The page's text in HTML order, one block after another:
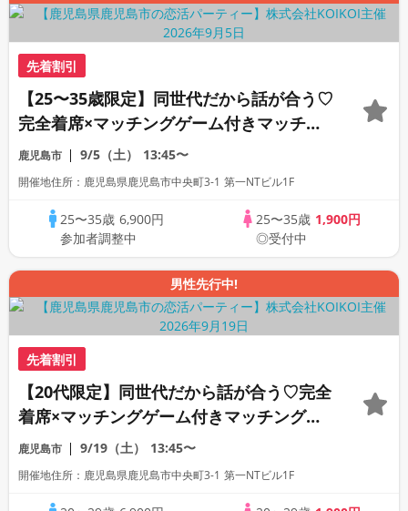
先着割引
【25〜35歳限定】同世代だから話が合う♡
完全着席×マッチングゲーム付きマッチン
グコン
鹿児島市 9/5（土） 13:45〜
開催地住所：鹿児島県鹿児島市中央町3-1 第一NTビル1F
25〜35歳 6,900円
参加者調整中
25〜35歳 1,900円
◎受付中
男性先行中!
先着割引
【20代限定】同世代だから話が合う♡完全
着席×マッチングゲーム付きマッチングコ
ン
鹿児島市 9/19（土） 13:45〜
開催地住所：鹿児島県鹿児島市中央町3-1 第一NTビル1F